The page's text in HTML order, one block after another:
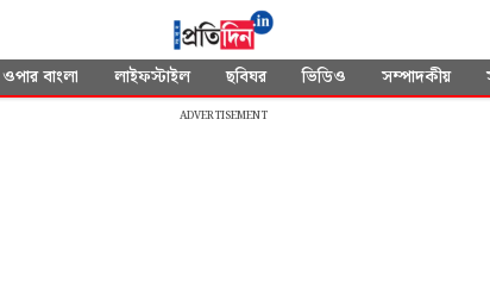
ওপার বাংলা লাইফস্টাইল ছবিঘর ভিডিও সম্পাদকীয়
ADVERTISEMENT